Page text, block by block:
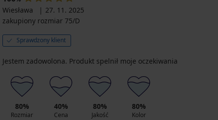
Wiesława
27. 11. 2025
zakupiony rozmiar 75/D
Sprawdzony klient
Jestem zadowolona. Produkt spelnił moje oczekiwania
80%
Rozmiar
40%
Cena
80%
Jakość
80%
Kolor